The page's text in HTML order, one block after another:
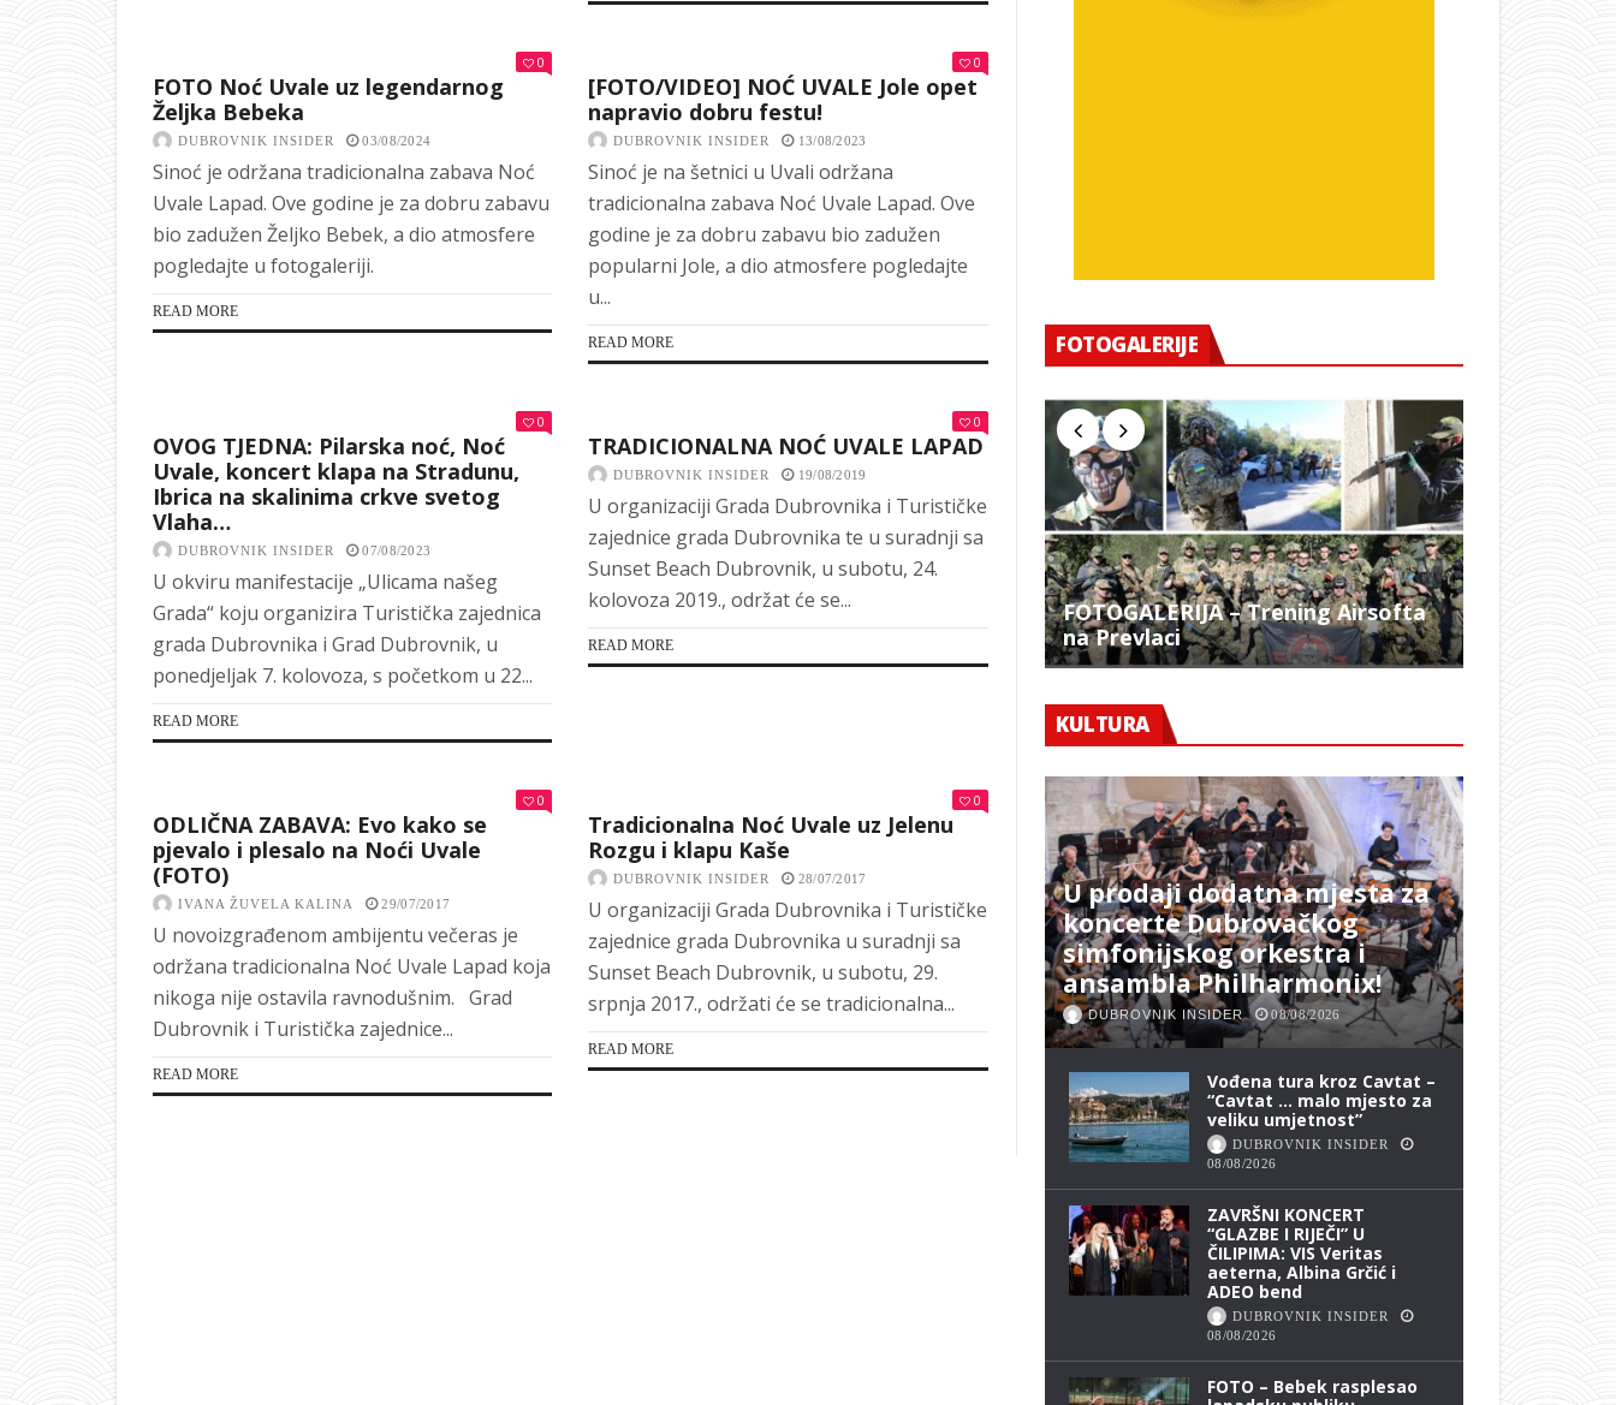
0
FOTO Noć Uvale uz legendarnog
Željka Bebeka
DUBROVNIK INSIDER 03/08/2024
Sinoć je održana tradicionalna zabava Noć
Uvale Lapad. Ove godine je za dobru zabavu
bio zadužen Željko Bebek, a dio atmosfere
pogledajte u fotogaleriji.
READ MORE
0
[FOTO/VIDEO] NOĆ UVALE Jole opet
napravio dobru festu!
DUBROVNIK INSIDER 13/08/2023
Sinoć je na šetnici u Uvali održana
tradicionalna zabava Noć Uvale Lapad. Ove
godine je za dobru zabavu bio zadužen
popularni Jole, a dio atmosfere pogledajte
u...
READ MORE
0
OVOG TJEDNA: Pilarska noć, Noć
Uvale, koncert klapa na Stradunu,
Ibrica na skalinima crkve svetog
Vlaha…
DUBROVNIK INSIDER 07/08/2023
U okviru manifestacije „Ulicama našeg
Grada“ koju organizira Turistička zajednica
grada Dubrovnika i Grad Dubrovnik, u
ponedjeljak 7. kolovoza, s početkom u 22...
READ MORE
0
TRADICIONALNA NOĆ UVALE LAPAD
DUBROVNIK INSIDER 19/08/2019
U organizaciji Grada Dubrovnika i Turističke
zajednice grada Dubrovnika te u suradnji sa
Sunset Beach Dubrovnik, u subotu, 24.
kolovoza 2019., održat će se...
READ MORE
0
ODLIČNA ZABAVA: Evo kako se
pjevalo i plesalo na Noći Uvale
(FOTO)
IVANA ŽUVELA KALINA 29/07/2017
U novoizgrađenom ambijentu večeras je
održana tradicionalna Noć Uvale Lapad koja
nikoga nije ostavila ravnodušnim. Grad
Dubrovnik i Turistička zajednice...
READ MORE
0
Tradicionalna Noć Uvale uz Jelenu
Rozgu i klapu Kaše
DUBROVNIK INSIDER 28/07/2017
U organizaciji Grada Dubrovnika i Turističke
zajednice grada Dubrovnika u suradnji sa
Sunset Beach Dubrovnik, u subotu, 29.
srpnja 2017., održati će se tradicionalna...
READ MORE
FOTOGALERIJE
FOTOGALERIJA – Trening Airsofta
na Prevlaci
FOTO –
KULTURA
U prodaji dodatna mjesta za
koncerte Dubrovačkog
simfonijskog orkestra i
ansambla Philharmonix!
DUBROVNIK INSIDER 08/08/2026
Vođena tura kroz Cavtat –
“Cavtat … malo mjesto za
veliku umjetnost”
DUBROVNIK INSIDER
08/08/2026
ZAVRŠNI KONCERT
“GLAZBE I RIJEČI” U
ČILIPIMA: VIS Veritas
aeterna, Albina Grčić i
ADEO bend
DUBROVNIK INSIDER
08/08/2026
FOTO – Bebek rasplesao